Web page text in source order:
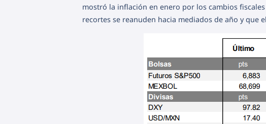
mostró la inflación en enero por los cambios
recortes se reanuden hacia mediados de año y que el